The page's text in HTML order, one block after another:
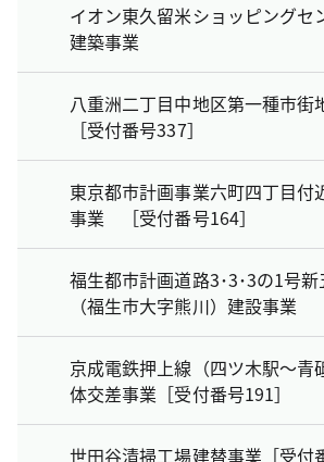
イオン東久留米ショッピングセ
建築事業
八重洲二丁目中地区第一種市街
［受付番号337］
東京都市計画事業六町四丁目付
事業 ［受付番号164］
福生都市計画道路3･3･3の1号
（福生市大字熊川）建設事業
京成電鉄押上線（四ツ木駅～青
体交差事業［受付番号191］
世田谷清掃工場建替事業［受付